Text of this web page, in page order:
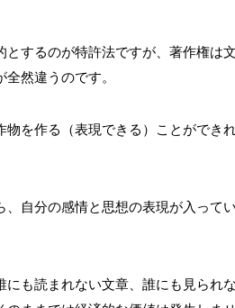
するのが特許法ですが、著作権は
然違うのです。
物を作る（表現できる）ことができ
自分の感情と思想の表現が入って
にも読まれない文章、誰にも見られ